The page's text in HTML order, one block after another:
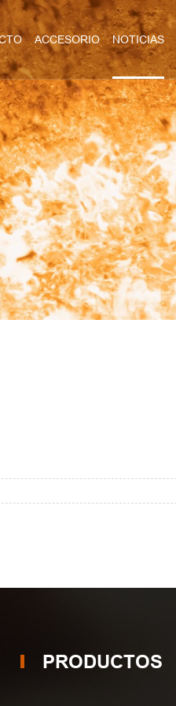
ACCESORIO NOTICIAS
PRODUCTOS